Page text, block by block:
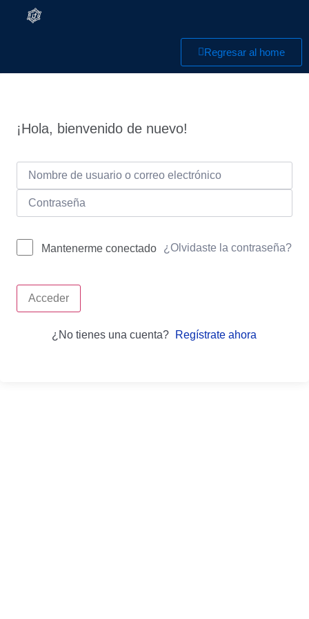
Regresar al home
¡Hola, bienvenido de nuevo!
Mantenerme conectado ¿Olvidaste la contraseña?
Acceder
¿No tienes una cuenta? Regístrate ahora